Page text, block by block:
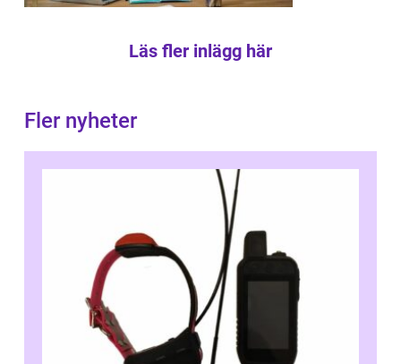
Läs fler inlägg här
Fler nyheter